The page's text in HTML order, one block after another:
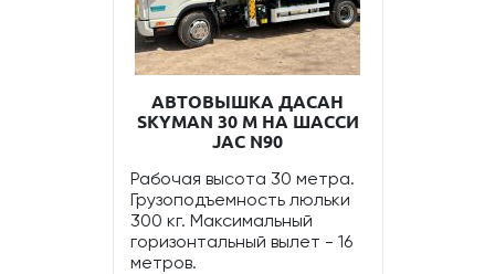
АВТОВЫШКА ДАСАН
SKYMAN 30 М НА ШАССИ
JAC N90
Рабочая высота 30 метра.
Грузоподъемность люльки
300 кг. Максимальный
горизонтальный вылет - 16
метров.